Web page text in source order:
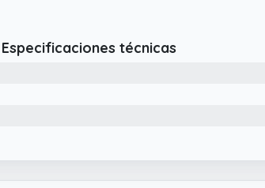
Especificaciones técnicas